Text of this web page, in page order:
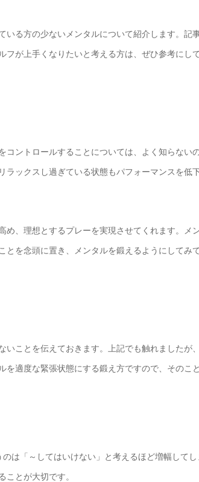
いる方の少ないメンタルについて紹介します。記
が上手くなりたいと考える方は、ぜひ参考にして
コントロールすることについては、よく知らない
ラックスし過ぎている状態もパフォーマンスを低
め、理想とするプレーを実現させてくれます。メ
とを念頭に置き、メンタルを鍛えるようにしてみて
ことを伝えておきます。上記でも触れましたが、
適度な緊張状態にする鍛え方ですので、そのこと
は「～してはいけない」と考えるほど増幅してし
とが大切です。